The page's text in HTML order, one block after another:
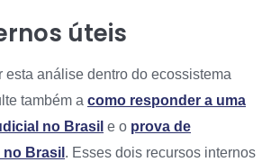
úteis
esta análise dentro do ecossistema
também a como responder a uma
no Brasil e o prova de
Brasil . Esses dois recursos internos